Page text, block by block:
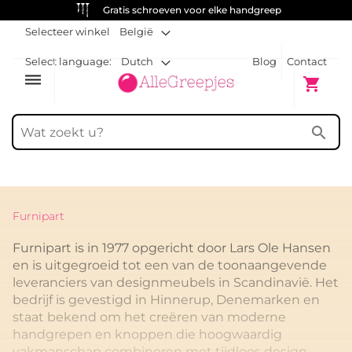
Gratis schroeven voor elke handgreep
Blog Contact
Selecteer winkel België
Select language: Dutch
dehaze shopping_cart
search
Furnipart
Furnipart is in 1977 opgericht door Lars Ole Hansen
en is uitgegroeid tot een van de toonaangevende
leveranciers van designmeubels in Scandinavië. Het
bedrijf is gevestigd in Hinnerup, Denemarken en
staat bekend om het creëren van moderne
handgrepen en knoppen die hoogwaardig